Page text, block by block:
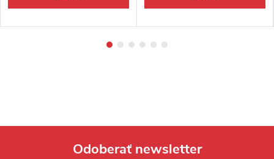
Odoberať newsletter